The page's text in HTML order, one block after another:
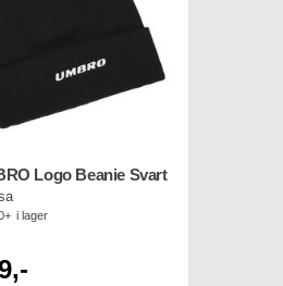
Logo Beanie Svart
i lager